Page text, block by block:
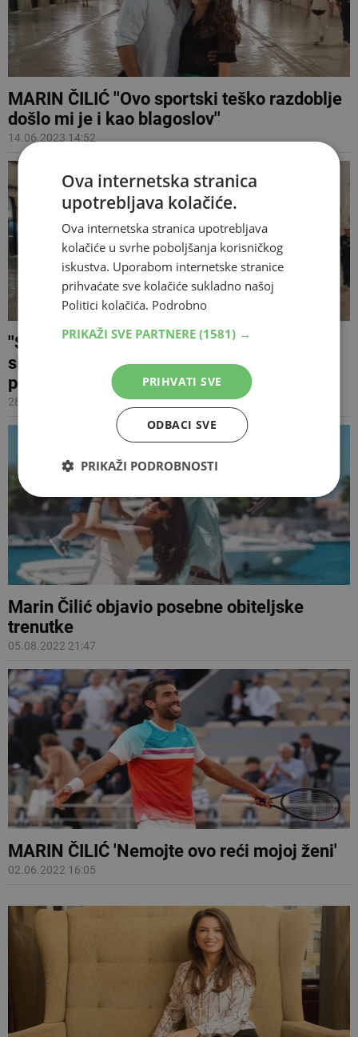
MARIN ČILIĆ ''Ovo sportski teško razdoblje
došlo mi je i kao blagoslov''
14.06.2023 14:52
''SVAKI DAN S TOBOM JE SLAVLJE'' Čilić
slavi petu godišnjicu braka, supruzi
posvetio objavu na društvenoj mreži
28.04.2023 13:47
Marin Čilić objavio posebne obiteljske
trenutke
05.08.2022 21:47
MARIN ČILIĆ 'Nemojte ovo reći mojoj ženi'
02.06.2022 16:05
Ova internetska stranica
upotrebljava kolačiće.
Ova internetska stranica upotrebljava
kolačiće u svrhe poboljšanja korisničkog
iskustva. Uporabom internetske stranice
prihvaćate sve kolačiće sukladno našoj
Politici kolačića. Podrobno
PRIKAŽI SVE PARTNERE (1581) →
PRIHVATI SVE
ODBACI SVE
PRIKAŽI PODROBNOSTI